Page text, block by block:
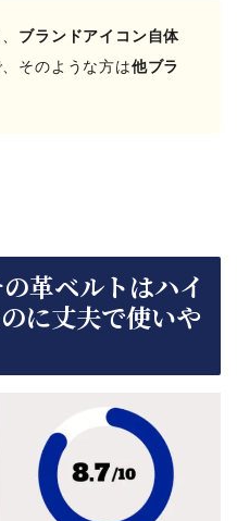
ブランドアイコン自体
そのような方は他ブラ
革ベルトはハイ
に丈夫で使いや